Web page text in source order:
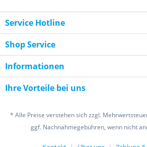
Service Hotline
Shop Service
Informationen
Ihre Vorteile bei uns
* Alle Preise verstehen sich zzgl.
ggf. Nachnahmegebühren, wenn nicht